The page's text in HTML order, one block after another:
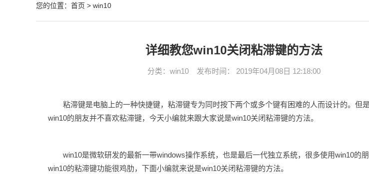
您的位置： 首页 > win10
详细教您win10关闭粘滞键的方法
分类： win10发布时间： 2019年04月08日 12:18:00
粘滞键是电脑上的一种快捷键，粘滞键专为同时按下两个或多个键有困难的人而设计的。但
win10的朋友并不喜欢粘滞键，今天小编就来跟大家说是win10关闭粘滞键的方法。
win10是微软研发的最新一带windows操作系统，也是最后一代独立系统，很多使用win10的
win10的粘滞键功能很鸡肋，下面小编就来说是win10关闭粘滞键的方法。